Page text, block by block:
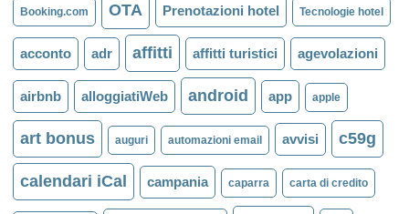
Booking.com OTA Prenotazioni hotel Tecnologie hotel
acconto adr affitti affitti turistici agevolazioni
airbnb alloggiatiWeb android app apple
art bonus auguri automazioni email avvisi c59g
calendari iCal campania caparra carta di credito